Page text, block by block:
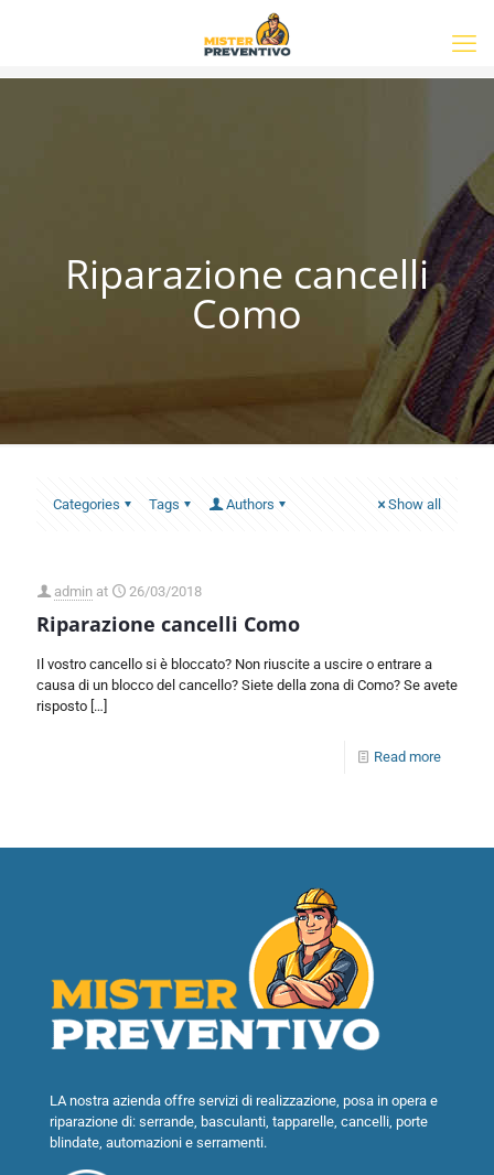
Riparazione cancelli
Como
Categories Tags Authors Show all
admin at 26/03/2018
Riparazione cancelli Como
Il vostro cancello si è bloccato? Non riuscite a uscire o entrare a
causa di un blocco del cancello? Siete della zona di Como? Se avete
risposto […]
Read more
LA nostra azienda offre servizi di realizzazione, posa in opera e
riparazione di: serrande, basculanti, tapparelle, cancelli, porte
blindate, automazioni e serramenti.